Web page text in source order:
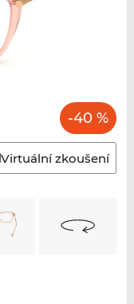
-40 %
Virtuální zkoušení